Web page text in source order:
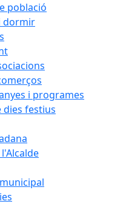
població
dormir
i programes
dies festius